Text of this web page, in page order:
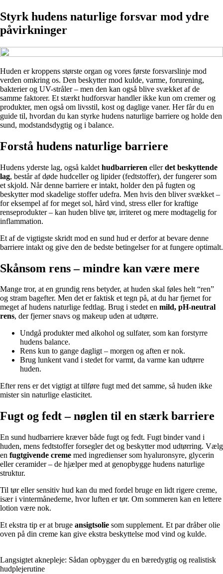
Styrk hudens naturlige forsvar mod ydre
påvirkninger
Huden er kroppens største organ og vores første forsvarslinje mod
verden omkring os. Den beskytter mod kulde, varme, forurening,
bakterier og UV-stråler – men den kan også blive svækket af de
samme faktorer. Et stærkt hudforsvar handler ikke kun om cremer og
produkter, men også om livsstil, kost og daglige vaner. Her får du en
guide til, hvordan du kan styrke hudens naturlige barriere og holde den
sund, modstandsdygtig og i balance.
Forstå hudens naturlige barriere
Hudens yderste lag, også kaldet hudbarrieren ellerdet beskyttende
lag, består af døde hudceller og lipider (fedtstoffer), der fungerer som
et skjold. Når denne barriere er intakt, holder den på fugten og
beskytter mod skadelige stoffer udefra. Men hvis den bliver svækket –
for eksempel af for meget sol, hård vind, stress eller for kraftige
renseprodukter – kan huden blive tør, irriteret og mere modtagelig for
inflammation.
Et af de vigtigste skridt mod en sund hud er derfor at bevare denne
barriere intakt og give den de bedste betingelser for at fungere optimalt.
Skånsom rens – mindre kan være mere
Mange tror, at en grundig rens betyder, at huden skal føles helt “ren”
og stram bagefter. Men det er faktisk et tegn på, at du har fjernet for
meget af hudens naturlige fedtlag. Brug i stedet en mild, pH-neutral
rens, der fjerner snavs og makeup uden at udtørre.
Undgå produkter med alkohol og sulfater, som kan forstyrre
hudens balance.
Rens kun to gange dagligt – morgen og aften er nok.
Brug lunkent vand i stedet for varmt, da varme kan udtørre
huden.
Efter rens er det vigtigt at tilføre fugt med det samme, så huden ikke
mister sin naturlige elasticitet.
Fugt og fedt – nøglen til en stærk barriere
En sund hudbarriere kræver både fugt og fedt. Fugt binder vand i
huden, mens fedtstoffer forsegler det og beskytter mod udtørring. Vælg
en fugtgivende creme med ingredienser som hyaluronsyre, glycerin
eller ceramider – de hjælper med at genopbygge hudens naturlige
struktur.
Til tør eller sensitiv hud kan du med fordel bruge en lidt rigere creme,
især i vintermånederne, hvor luften er tør. Om sommeren kan en lettere
lotion være nok.
Et ekstra tip er at bruge ansigtsolie som supplement. Et par dråber olie
oven på din creme kan give ekstra beskyttelse mod vind og kulde.
Langsigtet aknepleje: Sådan opbygger du en bæredygtig og realistisk
hudplejerutine